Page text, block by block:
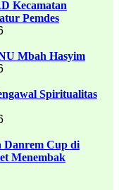
Kecamatan
Pemdes
Mbah Hasyim
Spiritualitas
Danrem Cup di
Menembak